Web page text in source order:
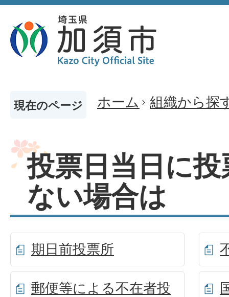
現在のページ ホーム 組織から探
投票日当日に
ない場合は
期日前投票所
郵便等による不在者投